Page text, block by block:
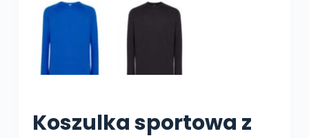
Koszulka sportowa z